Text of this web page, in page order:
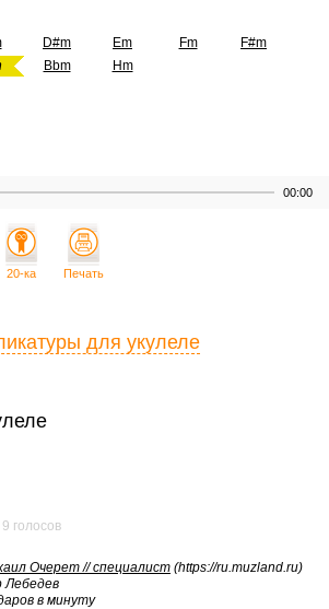
D#m Em Fm
F#m
Bbm Hm
00:00
9 голосов
Очерет // специалист (https://ru.muzland.ru)
Лебедев
в минуту
20-ка Печать
для укулеле